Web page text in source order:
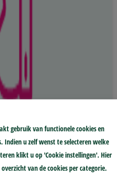
gebruik van functionele cookies en
Indien u zelf wenst te selecteren welke
klikt u op 'Cookie instellingen'. Hier
van de cookies per categorie.